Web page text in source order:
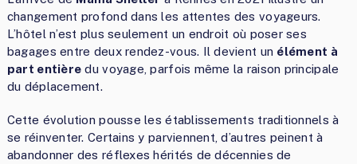
changement profond dans les attentes des voyageurs.
L’hôtel n’est plus seulement un endroit où poser ses
bagages entre deux rendez-vous. Il devient un élément à
part entière du voyage, parfois même la raison principale
du déplacement.
Cette évolution pousse les établissements traditionnels à
se réinventer. Certains y parviennent, d’autres peinent à
abandonner des réflexes hérités de décennies de